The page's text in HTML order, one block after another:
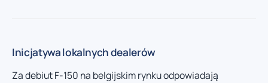
Inicjatywa lokalnych dealerów
Za debiut F-150 na belgijskim rynku odpowiadają